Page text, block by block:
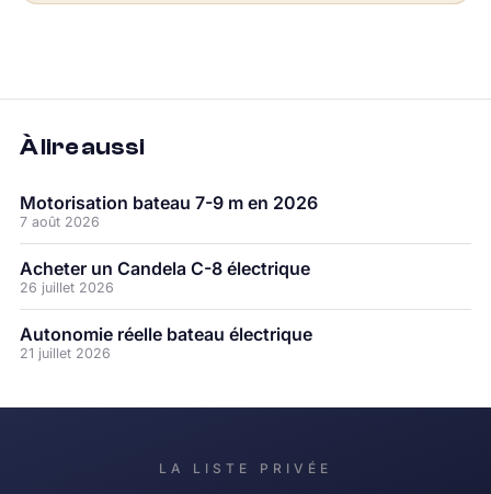
À lire aussi
Motorisation bateau 7-9 m en 2026
7 août 2026
Acheter un Candela C-8 électrique
26 juillet 2026
Autonomie réelle bateau électrique
21 juillet 2026
LA LISTE PRIVÉE